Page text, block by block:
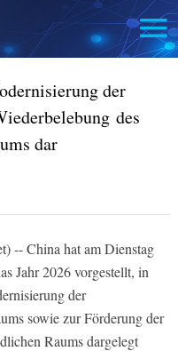
der
des
dar
-- China hat am Dienstag
Jahr 2026 vorgestellt, in
der
sowie zur Förderung der
Raums dargelegt